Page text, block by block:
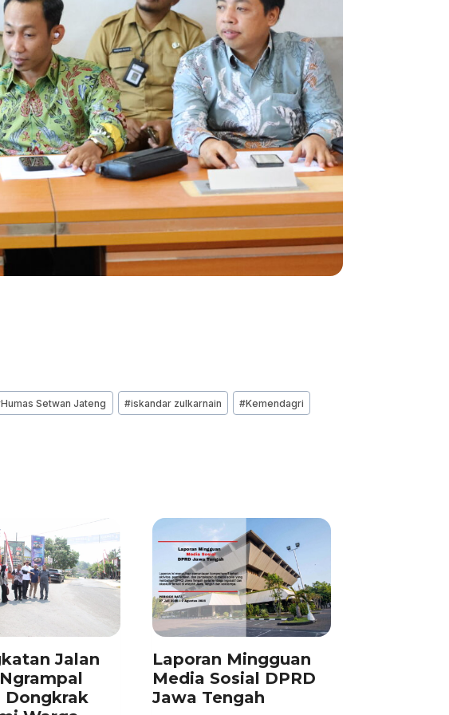
Humas Setwan Jateng #iskandar zulkarnain #Kemendagri
Jalan
Dongkrak
Laporan Mingguan
Media Sosial DPRD
Jawa Tengah